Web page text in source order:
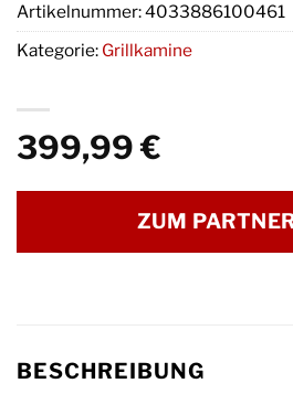
399,99€
ZUM
Artikelnummer:4033886100461
Kategorie: Grillkamine
BESCHREIBUNG